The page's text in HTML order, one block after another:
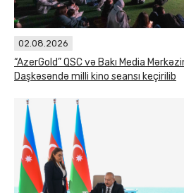
02.08.2026
“AzerGold” QSC və Bakı Media
Daşkəsəndə milli kino seansı keçirilib